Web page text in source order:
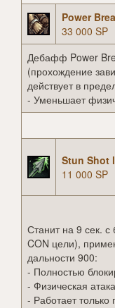
Power
33 000 SP
Дебафф Power
(прохождение
действует в
- Уменьшает
Stun Shot
11 000 SP
Станит на 9 сек.
CON цели),
дальности 900:
- Полностью
- Физическая
- Работает только